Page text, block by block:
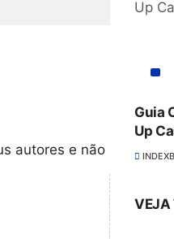
autores e não
Guia
Up
VEJA